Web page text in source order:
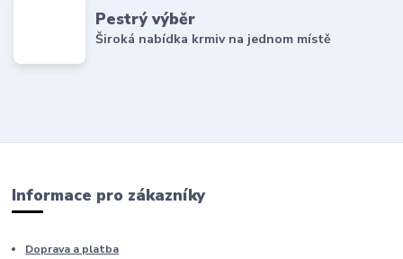
Pestrý výběr
Široká nabídka krmiv na jednom místě
Informace pro zákazníky
Doprava a platba